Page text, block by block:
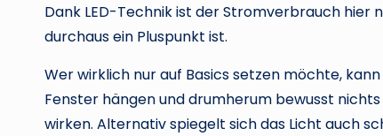
Dank LED-Technik ist der Stromverbrauch hier
durchaus ein Pluspunkt ist.
Wer wirklich nur auf Basics setzen möchte,
Fenster hängen und drumherum bewusst
wirken. Alternativ spiegelt sich das Licht auch